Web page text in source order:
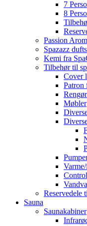
7
8
Passion
Spazazz
Kemi fra
Tilbehør til
Cover
Patron
Møbler
Reservedele
Sauna
Saunakabiner